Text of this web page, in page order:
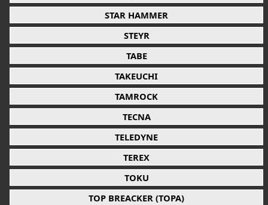
STAR HAMMER
STEYR
TABE
TAKEUCHI
TAMROCK
TECNA
TELEDYNE
TEREX
TOKU
TOP BREACKER (TOPA)